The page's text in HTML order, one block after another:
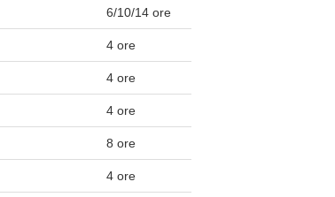
6/10/14 ore
4 ore
4 ore
4 ore
8 ore
4 ore